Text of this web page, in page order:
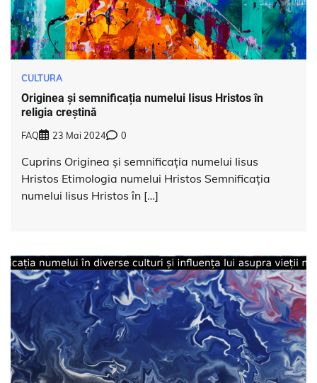
CULTURA
Originea și semnificația numelui Iisus Hristos în
religia creștină
FAQ 23 Mai 2024 0
Cuprins Originea și semnificația numelui Iisus
Hristos Etimologia numelui Hristos Semnificația
numelui Iisus Hristos în […]